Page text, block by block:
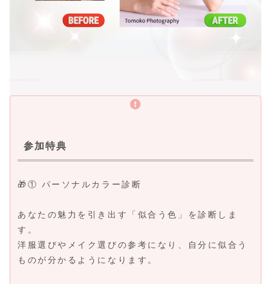
参加特典
🎁① パーソナルカラー診断
あなたの魅力を引き出す「似合う色」を診断しま
す。
洋服選びやメイク選びの参考になり、自分に似合う
ものが分かるようになります。